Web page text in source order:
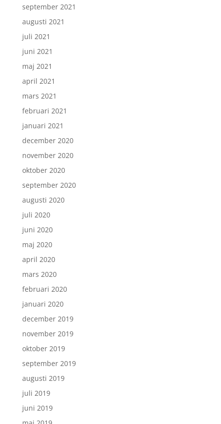
september 2021
augusti 2021
juli 2021
juni 2021
maj 2021
april 2021
mars 2021
februari 2021
januari 2021
december 2020
november 2020
oktober 2020
september 2020
augusti 2020
juli 2020
juni 2020
maj 2020
april 2020
mars 2020
februari 2020
januari 2020
december 2019
november 2019
oktober 2019
september 2019
augusti 2019
juli 2019
juni 2019